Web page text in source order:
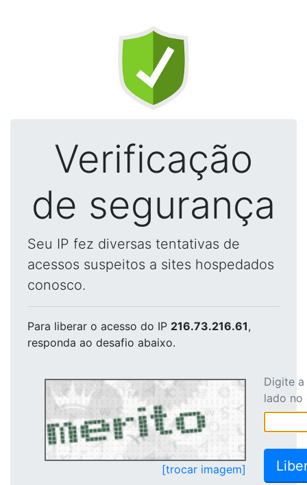
Verificação
de segurança
Seu IP fez diversas tentativas de
acessos suspeitos a sites hospedados
conosco.
Para liberar o acesso do IP 216.73.216.61,
responda ao desafio abaixo.
[trocar imagem]
Digite
lado no